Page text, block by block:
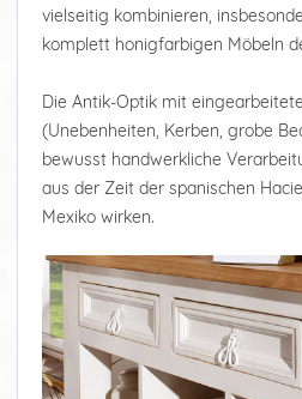
vielseitig kombinieren,
komplett honigfarbigen Möbeln
Die Antik-Optik mit
(Unebenheiten, Kerben, grobe
bewusst handwerkliche
aus der Zeit der spanischen
Mexiko wirken.